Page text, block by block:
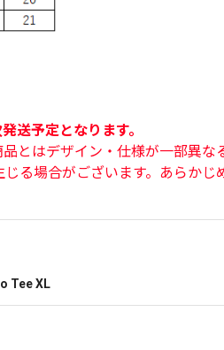
送予定となります。
とはデザイン・仕様が一部異な
る場合がございます。あらかじ
Tee XL